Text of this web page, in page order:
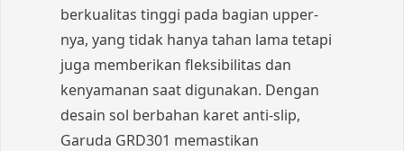
berkualitas tinggi pada bagian upper-
nya, yang tidak hanya tahan lama tetapi
juga memberikan fleksibilitas dan
kenyamanan saat digunakan. Dengan
desain sol berbahan karet anti-slip,
Garuda GRD301 memastikan